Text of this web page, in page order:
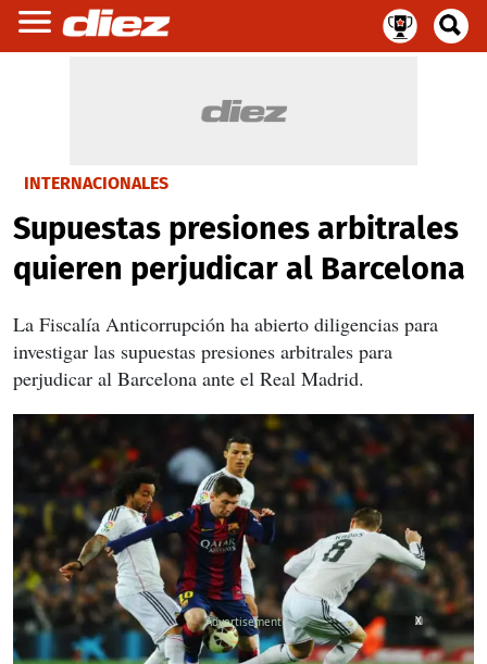
INTERNACIONALES
Supuestas presiones arbitrales
quieren perjudicar al Barcelona
La Fiscalía Anticorrupción ha abierto diligencias para
investigar las supuestas presiones arbitrales para
perjudicar al Barcelona ante el Real Madrid.
X